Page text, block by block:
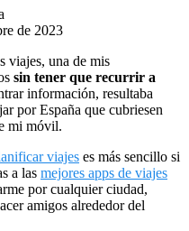
de 2023
viajes, una de mis
sin tener que recurrir a
información, resultaba
por España que cubriesen
mi móvil.
viajes es más sencillo si
a las mejores apps de viajes
por cualquier ciudad,
amigos alrededor del